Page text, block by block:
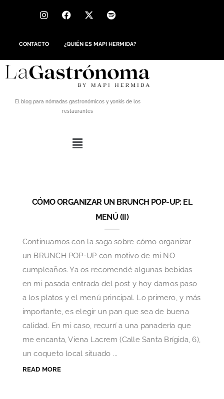
CONTACTO ¿QUIÉN ES MAPI HERMIDA?
El blog para nómadas gastronómicos y yonkis de los
restaurantes
CÓMO ORGANIZAR UN BRUNCH POP-UP: EL
MENÚ (II)
Continuamos con la saga sobre cómo organizar
un BRUNCH POP-UP con motivo de mi NO
cumpleaños. Ya os recomendé algunas bebidas
en mi pasada entrada del post y hoy damos paso
a los platos y el menú principal. Lo primero, y más
importante, es elegir un pan que sea de buena
calidad. En mi caso, recurrí a una panadería que
me encanta, Viena Lacrem (Calle Santa Brígida, 6),
un coqueto local situado ...
READ MORE